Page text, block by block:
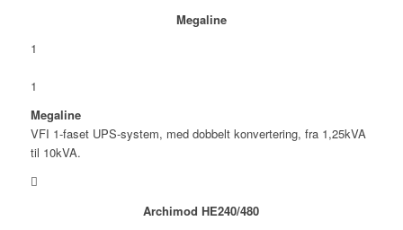
Megaline
1
1
Megaline
VFI 1-faset UPS-system, med dobbelt konvertering, fra 1,25kVA
til 10kVA.
Archimod HE240/480